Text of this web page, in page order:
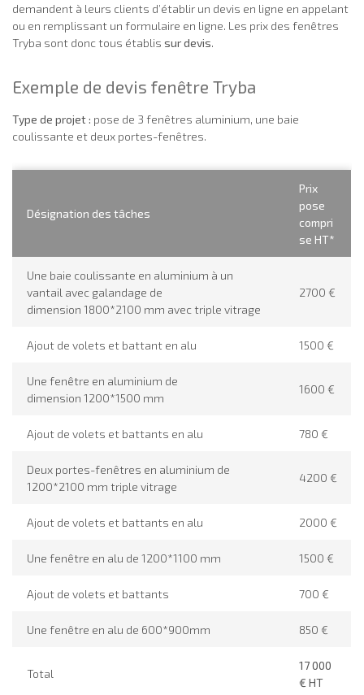
demandent à leurs clients d’établir un devis en ligne en appelant
ou en remplissant un formulaire en ligne. Les prix des fenêtres
Tryba sont donc tous établis sur devis.
Exemple de devis fenêtre Tryba
Type de projet : pose de 3 fenêtres aluminium, une baie
coulissante et deux portes-fenêtres.
Désignation des tâches
Prix
pose
compri
se HT*
Une baie coulissante en aluminium à un
vantail avec galandage de
dimension 1800*2100 mm avec triple vitrage
2700 €
Ajout de volets et battant en alu 1500 €
Une fenêtre en aluminium de
dimension 1200*1500 mm
1600 €
Ajout de volets et battants en alu 780 €
Deux portes-fenêtres en aluminium de
1200*2100 mm triple vitrage
4200 €
Ajout de volets et battants en alu 2000 €
Une fenêtre en alu de 1200*1100 mm 1500 €
Ajout de volets et battants 700 €
Une fenêtre en alu de 600*900mm 850 €
Total
17 000
€ HT